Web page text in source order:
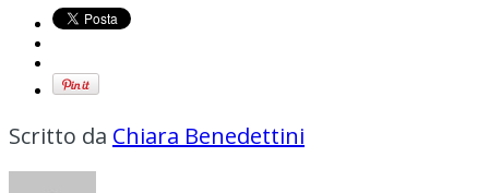
Scritto da Chiara Benedettini